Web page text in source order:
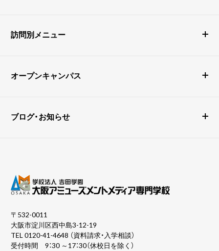
訪問別メニュー
オープンキャンパス
ブログ・お知らせ
〒532-0011
大阪市淀川区西中島3-12-19
TEL0120-41-4648 （資料請求・入学相談）
受付時間 9：30 ～17：30（休校日を除く）